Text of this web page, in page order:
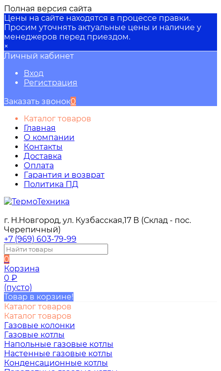
Полная версия сайта
Цены на сайте находятся в процессе правки.
Просим уточнять актуальные цены и наличие у
менеджеров перед приездом.
×
Личный кабинет
Вход
Регистрация
Заказать звонок0
Каталог товаров
Главная
О компании
Контакты
Доставка
Оплата
Гарантия и возврат
Политика ПД
г. Н.Новгород, ул. Кузбасская,17 В (Склад - пос.
Черепичный)
+7 (969) 603-79-99
0
Корзина
0 ₽
(пусто)
Товар в корзине!
Каталог товаров
Каталог товаров
Газовые колонки
Газовые котлы
Напольные газовые котлы
Настенные газовые котлы
Конденсационные котлы